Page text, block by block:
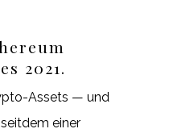
2021.
Assets — und
einer